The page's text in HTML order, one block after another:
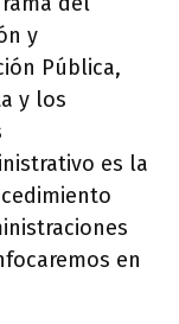
y
Pública,
y los
es la
en